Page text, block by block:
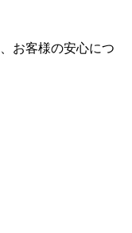
お客様の安心につ